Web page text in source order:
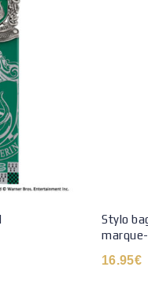
Stylo
16.95€